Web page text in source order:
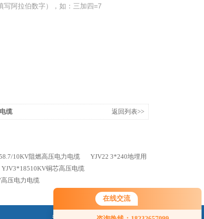
在线交流
您好！欢迎前来咨询，很高兴为您
写阿拉伯数字），如：三加四=7
缆 返回列表>>
10KV阻燃高压电力电缆
YJV22 3*240地埋用
YJV3*18510KV铜芯高压电缆
压电力电缆
关注我们